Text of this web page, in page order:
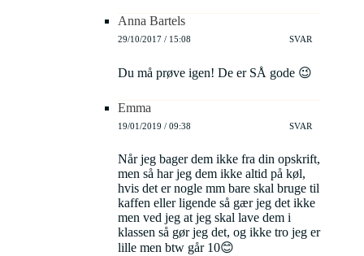
Anna Bartels
29/10/2017 / 15:08 SVAR
Du må prøve igen! De er SÅ gode 😉
Emma
19/01/2019 / 09:38 SVAR
Når jeg bager dem ikke fra din opskrift,
men så har jeg dem ikke altid på køl,
hvis det er nogle mm bare skal bruge til
kaffen eller ligende så gær jeg det ikke
men ved jeg at jeg skal lave dem i
klassen så gør jeg det, og ikke tro jeg er
lille men btw går 10😊